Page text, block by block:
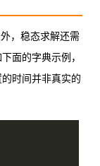
，稳态求解还需
面的字典示例，
时间并非真实的